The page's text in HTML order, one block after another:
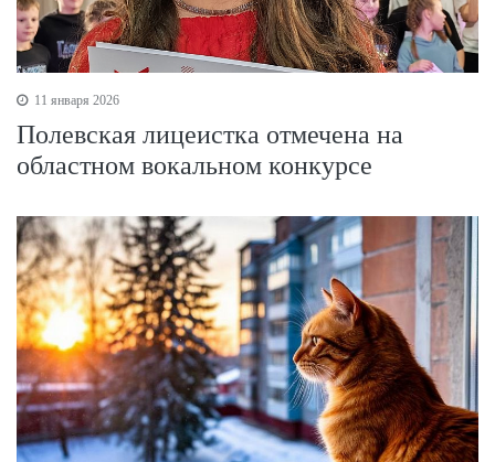
11 января 2026
Полевская лицеистка отмечена на
областном вокальном конкурсе